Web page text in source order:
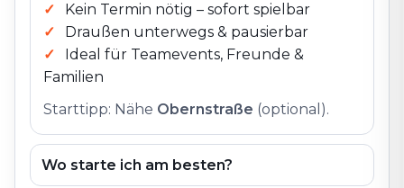
Kein Termin nötig – sofort spielbar
Draußen unterwegs & pausierbar
Ideal für Teamevents, Freunde &
Familien
Starttipp: Nähe Obernstraße (optional).
Wo starte ich am besten?